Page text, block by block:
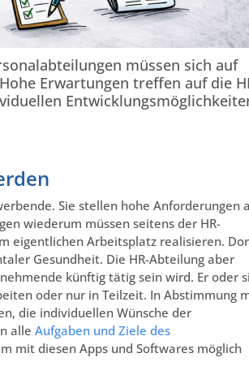
müssen sich auf
Erwartungen treffen auf die
Sie stellen hohe Anforderungen
wiederum müssen seitens der HR-
eigentlichen Arbeitsplatz realisieren.
Gesundheit. Die HR-Abteilung aber
künftig tätig sein wird. Er oder
oder nur in Teilzeit. In Abstimmung
die individuellen Wünsche der
alle Aufgaben und Ziele des
mit diesen Apps und Softwares möglich